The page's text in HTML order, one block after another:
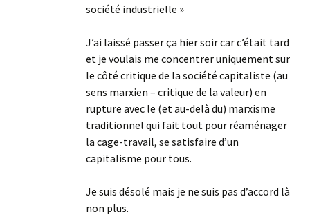
société industrielle »
J’ai laissé passer ça hier soir car c’était tard
et je voulais me concentrer uniquement sur
le côté critique de la société capitaliste (au
sens marxien – critique de la valeur) en
rupture avec le (et au-delà du) marxisme
traditionnel qui fait tout pour réaménager
la cage-travail, se satisfaire d’un
capitalisme pour tous.
Je suis désolé mais je ne suis pas d’accord là
non plus.